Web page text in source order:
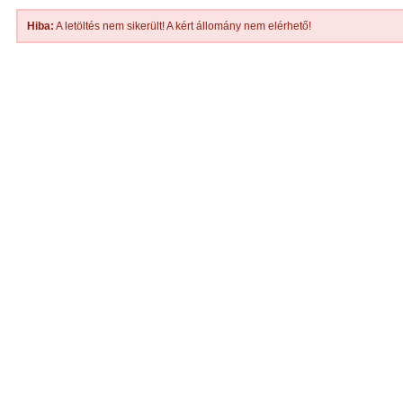
Hiba: A letöltés nem sikerült! A kért állomány nem elérhető!